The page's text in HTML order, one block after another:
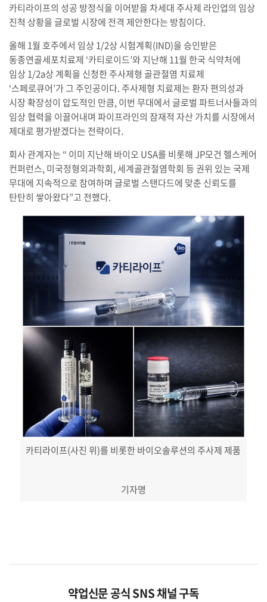
카티라이프의 성공 방정식을 이어받을 차세대 주사제 라인업의 임상
진척 상황을 글로벌 시장에 전격 제안한다는 방침이다.
올해 1월 호주에서 임상 1/2상 시험계획(IND)을 승인받은
동종연골세포치료제 ‘카티로이드’와 지난해 11월 한국 식약처에
임상 1/2a상 계획을 신청한 주사제형 골관절염 치료제
‘스페로큐어’가 그 주인공이다. 주사제형 치료제는 환자 편의성과
시장 확장성이 압도적인 만큼, 이번 무대에서 글로벌 파트너사들과의
임상 협력을 이끌어내며 파이프라인의 잠재적 자산 가치를 시장에서
제대로 평가받겠다는 전략이다.
회사 관계자는 “ 이미 지난해 바이오 USA를 비롯해 JP모건 헬스케어
컨퍼런스, 미국정형외과학회, 세계골관절염학회 등 권위 있는 국제
무대에 지속적으로 참여하며 글로벌 스탠다드에 맞춘 신뢰도를
탄탄히 쌓아왔다”고 전했다.
카티라이프(사진 위)를 비롯한 바이오솔루션의 주사제 제품
기자명
약업신문 공식 SNS 채널 구독